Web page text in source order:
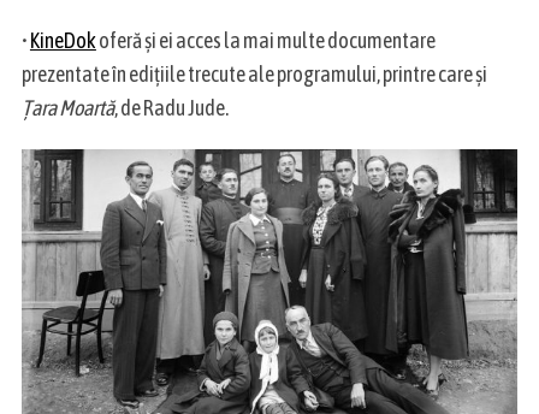
•KineDokoferă și ei acces la mai multe documentare
prezentate în edițiile trecute ale programului, printre care și
Țara Moartă, de Radu Jude.